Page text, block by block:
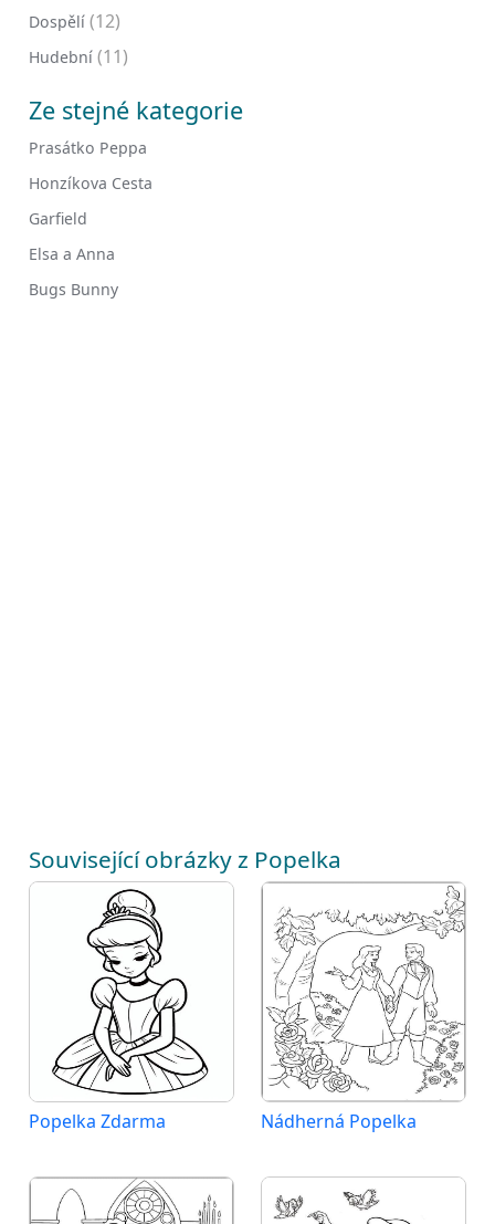
Dospělí (12)
Hudební (11)
Ze stejné kategorie
Prasátko Peppa
Honzíkova Cesta
Garfield
Elsa a Anna
Bugs Bunny
Související obrázky z Popelka
Popelka Zdarma Nádherná Popelka